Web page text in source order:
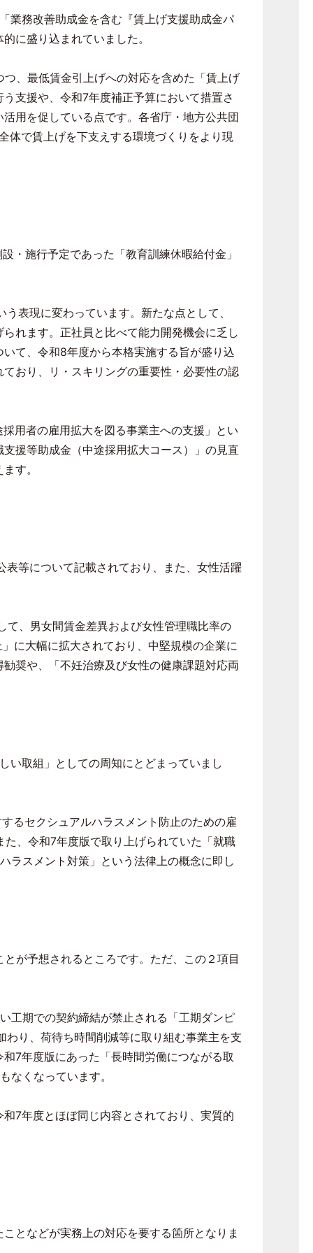
業務改善助成金を含む『賃上げ支援助成金パ
に盛り込まれていました。
、最低賃金引上げへの対応を含めた「賃上げ
支援や、令和7年度補正予算において措置さ
用を促している点です。各省庁・地方公共団
体で賃上げを下支えする環境づくりをより現
・施行予定であった「教育訓練休暇給付金」
表現に変わっています。新たな点として、
れます。正社員と比べて能力開発機会に乏し
いて、令和8年度から本格実施する旨が盛り込
おり、リ・スキリングの重要性・必要性の認
用者の雇用拡大を図る事業主への支援」とい
援等助成金（中途採用拡大コース）」の見直
す。
等について記載されており、また、女性活躍
て、男女間賃金差異および女性管理職比率の
に大幅に拡大されており、中堅規模の企業に
奨や、「不妊治療及び女性の健康課題対応両
い取組」としての周知にとどまっていまし
るセクシュアルハラスメント防止のための雇
た、令和7年度版で取り上げられていた「就職
ラスメント対策」という法律上の概念に即し
が予想されるところです。ただ、この２項目
工期での契約締結が禁止される「工期ダンピ
わり、荷待ち時間削減等に取り組む事業主を支
和7年度版にあった「長時間労働につながる取
なくなっています。
和7年度とほぼ同じ内容とされており、実質的
となどが実務上の対応を要する箇所となりま